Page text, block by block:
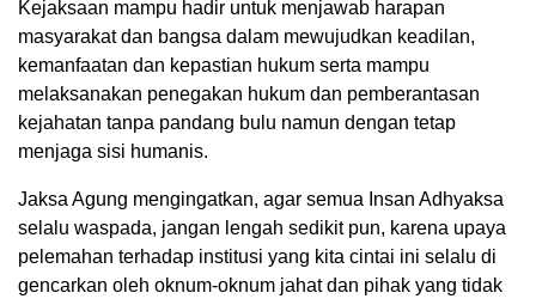
Kejaksaan mampu hadir untuk menjawab harapan
masyarakat dan bangsa dalam mewujudkan keadilan,
kemanfaatan dan kepastian hukum serta mampu
melaksanakan penegakan hukum dan pemberantasan
kejahatan tanpa pandang bulu namun dengan tetap
menjaga sisi humanis.
Jaksa Agung mengingatkan, agar semua Insan Adhyaksa
selalu waspada, jangan lengah sedikit pun, karena upaya
pelemahan terhadap institusi yang kita cintai ini selalu di
gencarkan oleh oknum-oknum jahat dan pihak yang tidak